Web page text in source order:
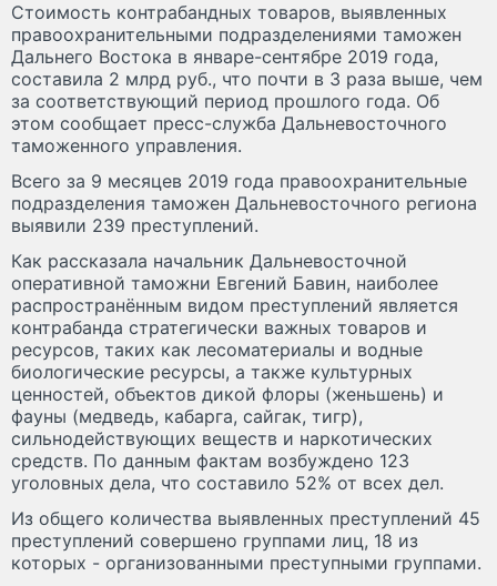
Стоимость контрабандных товаров, выявленных
правоохранительными подразделениями таможен
Дальнего Востока в январе-сентябре 2019 года,
составила 2 млрд руб., что почти в 3 раза выше, чем
за соответствующий период прошлого года. Об
этом сообщает пресс-служба Дальневосточного
таможенного управления.
Всего за 9 месяцев 2019 года правоохранительные
подразделения таможен Дальневосточного региона
выявили 239 преступлений.
Как рассказала начальник Дальневосточной
оперативной таможни Евгений Бавин, наиболее
распространённым видом преступлений является
контрабанда стратегически важных товаров и
ресурсов, таких как лесоматериалы и водные
биологические ресурсы, а также культурных
ценностей, объектов дикой флоры (женьшень) и
фауны (медведь, кабарга, сайгак, тигр),
сильнодействующих веществ и наркотических
средств. По данным фактам возбуждено 123
уголовных дела, что составило 52% от всех дел.
Из общего количества выявленных преступлений 45
преступлений совершено группами лиц, 18 из
которых - организованными преступными группами.